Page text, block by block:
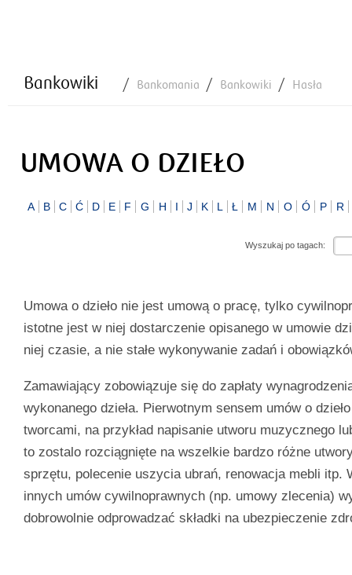
Bankowiki Bankomania Bankowiki Hasła
UMOWA O DZIEŁO
A B C Ć D E F G H I J K L Ł M N O Ó P R
Wyszukaj po tagach:
Umowa o dzieło nie jest umową o pracę, tylko
istotne jest w niej dostarczenie opisanego w umowie
niej czasie, a nie stałe wykonywanie zadań i
Zamawiający zobowiązuje się do zapłaty
wykonanego dzieła. Pierwotnym sensem umów o
tworcami, na przykład napisanie utworu muzycznego
to zostalo rozciągnięte na wszelkie bardzo różne
sprzętu, polecenie uszycia ubrań, renowacja mebli itp.
innych umów cywilnoprawnych (np. umowy zlecenia)
dobrowolnie odprowadzać składki na ubezpieczenie